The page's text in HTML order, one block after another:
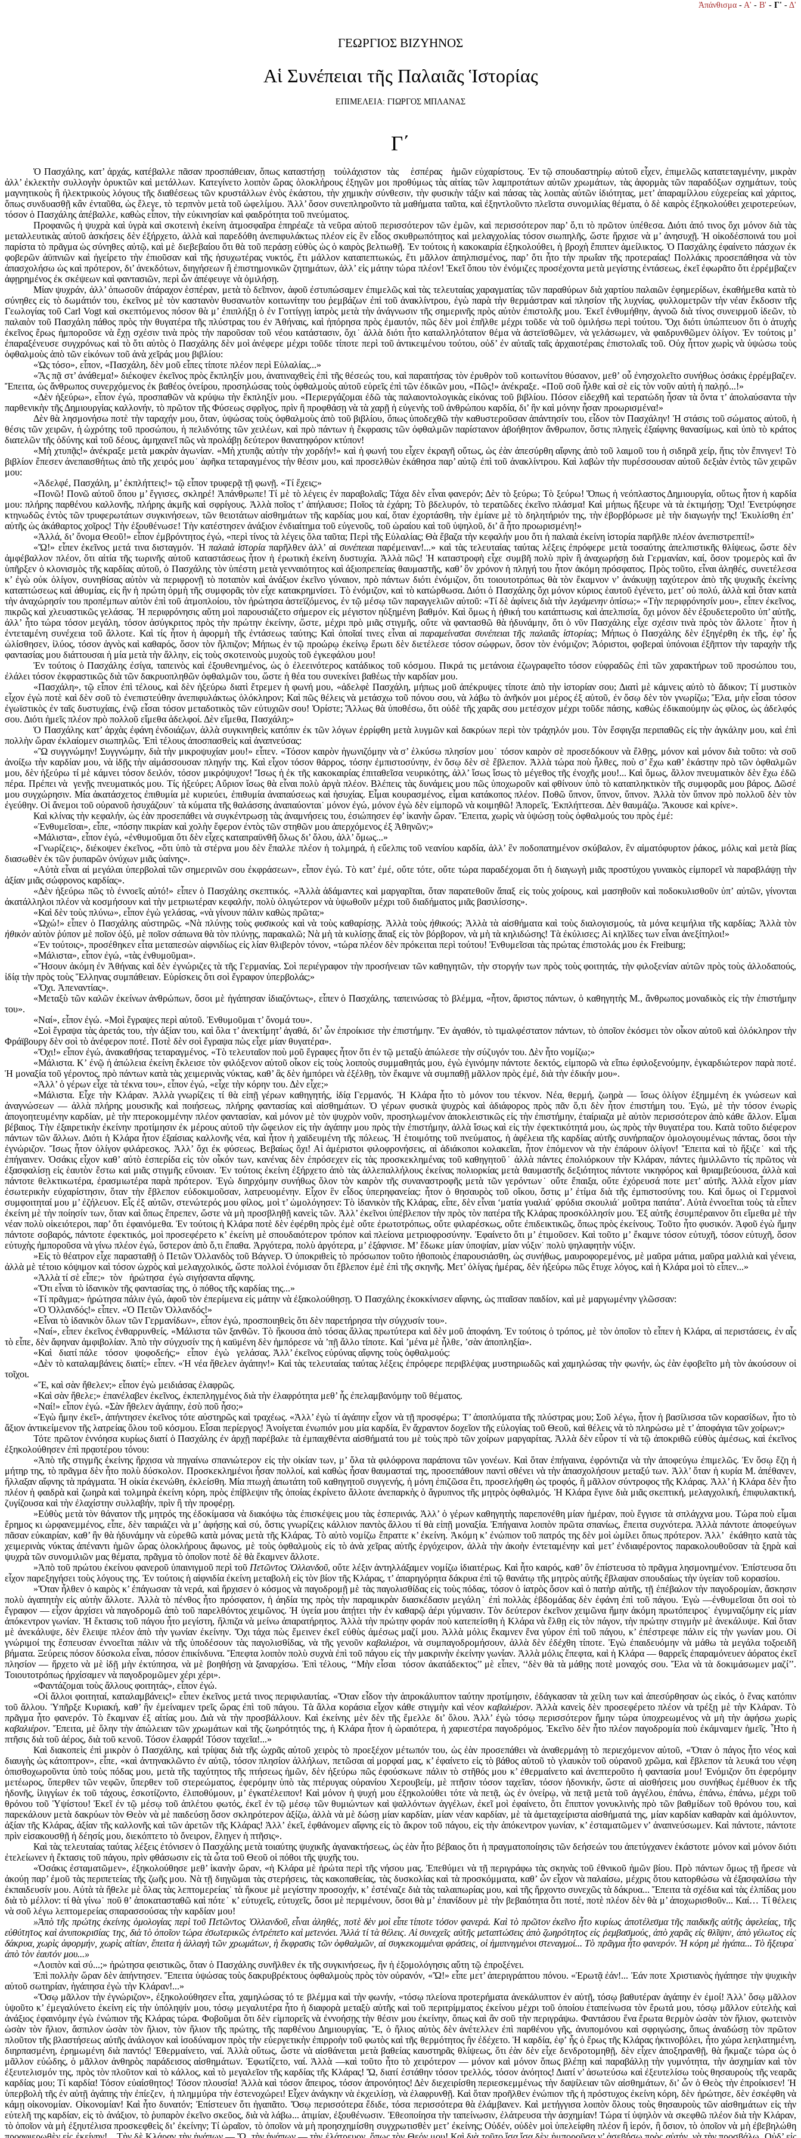
Ἀπάνθισμα - Α' - Β' - Γ' -Δ'
ΓΕΩΡΓΙΟΣ ΒΙΖΥΗΝΟΣ
Αἱ Συνέπειαι τῆς Παλαιᾶς Ἱστορίας
ΕΠΙΜΕΛΕΙΑ: ΓΙΩΡΓΟΣ ΜΠΛΑΝΑΣ
Γ΄
Ὁ Πασχάλης, κατ’ ἀρχάς, κατέβαλλε πᾶσαν προσπάθειαν, ὅπως καταστήσῃ τοὐλάχιστον τὰς ἑσπέρας ἡμῶν εὐχαρίστους. Ἐν τῷ σπουδαστηρίῳ αὐτοῦ εἶχεν, ἐπιμελῶς κατατεταγμένην, μικρὰν
ἀλλ’ ἐκλεκτὴν συλλογὴν ὀρυκτῶν καὶ μετάλ­λων. Κατεγίνετο λοιπὸν ὥρας ὁλοκλήρους ἐξηγῶν μοι προθύμως τὰς αἰτίας τῶν λαμπροτάτων αὐτῶν χρωμάτων, τὰς ἀφορμὰς τῶν παραδόξων σχημάτων, τοὺς
μαγνητικοὺς ἢ ἠλεκτρικοὺς λόγους τῆς διαθέσεως τῶν κρυστάλλων ἑνὸς ἑκάστου, τὴν χημικὴν σύνθεσιν, τὴν φυσικὴν τάξιν καὶ πάσας τὰς λοιπὰς αὐτῶν ἰδιότητας, μετ’ ἀπαραμίλλου εὐχερείας καὶ χάριτος,
ὅπως συνδυασθῇ κἂν ἐνταῦθα, ὡς ἔλεγε, τὸ τερπνὸν μετὰ τοῦ ὠφελίμου. Ἀλλ’ ὅσον συνεπληροῦντο τὰ μαθήματα ταῦτα, καὶ ἐξηντλοῦντο πλεῖστα συνομιλίας θέματα, ὁ δὲ καιρὸς ἐξηκολούθει χειροτερεύων,
τόσον ὁ Πασχάλης ἀπέβαλλε, καθὼς εἶπον, τὴν εὐκινησίαν καὶ φαιδρότητα τοῦ πνεύματος.
Προφανῶς ἡ ψυχρὰ καὶ ὑγρὰ καὶ σκοτεινὴ ἐκείνη ἀτμοσφαῖρα ἐπηρέαζε τὰ νεῦρα αὐτοῦ περισσότερον τῶν ἐμῶν, καὶ περισσότερον παρ’ ὅ,τι τὸ πρῶτον ὑπέθεσα. Διότι ἀπό τινος ὄχι μόνον διὰ τὰς
μεταλλευτικὰς αὐτοῦ ἀσκήσεις δὲν ἐξήρχετο, ἀλλὰ καὶ παρεδόθη ἀνεπιφυλάκτως πλέον εἰς ἓν εἶδος σκυθρωπότητος καὶ μελαγχολίας τόσον σιωπηλῆς, ὥστε ἤρχισε νὰ μ’ ἀνησυχῇ. Ἡ οἰκοδέσποινά του μοὶ
παρίστα τὸ πρᾶγμα ὡς σύνηθες αὐτῷ, καὶ μὲ διεβεβαίου ὅτι θὰ τοῦ περάσῃ εὐθὺς ὡς ὁ καιρὸς βελτιωθῇ. Ἐν τούτοις ἡ κακοκαιρία ἐξηκολούθει, ἡ βροχὴ ἔπιπτεν ἀμείλικτος. Ὁ Πασχάλης ἐφαίνετο πάσχων ἐκ
φοβερῶν ἀϋπνιῶν καὶ ἠγείρετο τὴν ἐπιοῦσαν καὶ τῆς ἡσυχωτέρας νυκτός, ἔτι μάλ­λον καταπεπτωκώς, ἔτι μᾶλλον ἀπηλπισμένος, παρ’ ὅτι ἦτο τὴν πρωΐαν τῆς προτεραίας! Πολλάκις προσεπάθησα νὰ τὸν
ἀπασχολήσω ὡς καὶ πρότερον, δι’ ἀνεκδότων, διηγήσεων ἢ ἐπιστημονικῶν ζητημάτων, ἀλλ’ εἰς μάτην τώρα πλέον! Ἐκεῖ ὅπου τὸν ἐνόμιζες προσέχοντα μετὰ μεγίστης ἐντάσεως, ἐκεῖ ἐφωρᾶτο ὅτι ἐρρέμβαζεν
ἀφῃρημένος ἐκ σκέψεων καὶ φαντασιῶν, περὶ ὧν ἀπέφευγε νὰ ὁμιλήσῃ.
Μίαν ψυχράν, ἀλλ’ ὁπωσοῦν ἀτάραχον ἑσπέραν, μετὰ τὸ δεῖπνον, ἀφοῦ ἐστυπώσαμεν ἐπιμελῶς καὶ τὰς τελευταίας χαραγματίας τῶν παραθύρων διὰ χαρτίου παλαιῶν ἐφημερί­δων, ἐκαθήμεθα κατὰ τὸ
σύνηθες εἰς τὸ δωμάτιόν του, ἐκεῖνος μὲ τὸν καστανὸν θυσανωτὸν κοιτωνίτην του ῥεμβάζων ἐπὶ τοῦ ἀνακλίντρου, ἐγὼ παρὰ τὴν θερμάστραν καὶ πλη­σίον τῆς λυχνίας, φυλλομετρῶν τὴν νέαν ἔκδοσιν τῆς
Γεωλο­γίας τοῦ Carl Vogt καὶ σκεπτόμενος πόσον θὰ μ’ ἐπιπλήξῃ ὁ ἐν Γοττίγγῃ ἰατρὸς μετὰ τὴν ἀνάγνωσιν τῆς σημερινῆς πρὸς αὐτὸν ἐπι­στολῆς μου. Ἐκεῖ ἐνθυμήθην, ἀγνοῶ διὰ τίνος συνειρμοῦ ἰδεῶν, τὸ
παλαιὸν τοῦ Πασχάλη πάθος πρὸς τὴν θυγατέρα τῆς πλύστρας του ἐν Ἀθήναις, καὶ ἠπόρησα πρὸς ἐμαυτόν, πῶς δὲν μοὶ ἐπῆλθε μέχρι τοῦδε νὰ τοῦ ὁμιλήσω περὶ τούτου. Ὄχι διότι ὑπώπτευον ὅτι ὁ ἀτυχὴς
ἐκεῖνος ἔρως ἠμποροῦσε νὰ ἔχῃ σχέσιν τινὰ πρὸς τὴν παροῦσαν τοῦ νέου κατάστασιν, ὄχι˙ ἀλλὰ διότι ἦτο καταλληλότατον θέμα νὰ ἀστεϊσθῶμεν, νὰ γελάσωμεν, νὰ φαιδρυνθῶμεν ὀλίγον. Ἐν τούτοις μ’
ἐπαραξένευσε συγχρόνως καὶ τὸ ὅτι αὐτὸς ὁ Πασχάλης δὲν μοὶ ἀνέ­φερε μέχρι τοῦδε τίποτε περὶ τοῦ ἀντικειμένου τούτου, οὐδ’ ἐν αὐταῖς ταῖς ἀρχαιοτέραις ἐπιστολαῖς τοῦ. Οὐχ ἧττον χωρὶς νὰ ὑψώσω τοὺς
ὀφθαλμοὺς ἀπὸ τῶν εἰκόνων τοῦ ἀνὰ χεῖράς μου βιβλίου:
«Ὡς τόσο», εἶπον, «Πασχάλη, δὲν μοῦ εἶπες τίποτε πλέον περὶ Εὐλαλίας...»
«Ἂς πᾷ στ’ ἀνάθεμα!» διέκοψεν ἐκεῖνος πρὸς ἔκπληξίν μου, ἀνατιναχθεὶς ἐπὶ τῆς θέσεώς του, καὶ παραιτήσας τὸν ἐρυθρὸν τοῦ κοιτωνίτου θύσανον, μεθ’ οὗ ἐνησχολεῖτο συνήθως ὁσά­κις ἐρρέμβαζεν.
Ἔπειτα, ὡς ἄνθρωπος συνερχόμενος ἐκ βαθέος ὀνείρου, προσηλώσας τοὺς ὀφθαλμοὺς αὐτοῦ εὑρεῖς ἐπὶ τῶν ἐδικῶν μου, «Πῶς!» ἀνέκραξε. «Ποῦ σοῦ ἦλθε καὶ σὲ εἰς τὸν νοῦν αὐτὴ ἡ παλῃό...!»
«Δὲν ἠξεύρω», εἶπον ἐγώ, προσπαθῶν νὰ κρύψω τὴν ἔκπληξίν μου. «Περιεργάζομαι ἐδῶ τὰς παλαιοντολογικὰς εἰκόνας τοῦ βιβλίου. Πόσον εἰδεχθῆ καὶ τερατώδη ἦσαν τὰ ὄντα τ’ ἀπολαύσαντα τὴν
παρθενικὴν τῆς Δημιουργίας καλλονήν, τὸ πρῶ­τον τῆς Φύσεως σφρῖγος, πρὶν ἢ προφθάσῃ νὰ τὰ χαρῇ ἡ εὐ­γενὴς τοῦ ἀνθρώπου καρδία, δι’ ἣν καὶ μόνην ἦσαν προωρισμένα!»
Δὲν θὰ λησμονήσω ποτὲ τὴν ταραχήν μου, ὅταν, ὑψώσας τοὺς ὀφθαλμοὺς ἀπὸ τοῦ βιβλίου, ὅπως ὑποδεχθῶ τὴν καθυ­στεροῦσαν ἀπάντησίν του, εἶδον τὸν Πασχάλην! Ἡ στάσις τοῦ σώματος αὐτοῦ, ἡ
θέσις τῶν χειρῶν, ἡ ὠχρότης τοῦ προ­σώπου, ἡ πελιδνότης τῶν χειλέων, καὶ πρὸ πάντων ἡ ἔκφρασις τῶν ὀφθαλμῶν παρίστανον ἀβοήθητον ἄνθρωπον, ὅστις πληγεὶς ἐξαίφνης θανασίμως, καὶ ὑπὸ τὸ κράτος
διατελῶν τῆς ὀδύνης καὶ τοῦ δέους, ἀμηχανεῖ πῶς νὰ προλάβῃ δεύτερον θανατηφόρον κτύπον!
«Μὴ χτυπᾷς!» ἀνέκραξε μετὰ μακρὰν ἀγωνίαν. «Μὴ χτυπᾷς αὐτὴν τὴν χορδήν!» καὶ ἡ φωνή του εἶχεν ἐκραγῆ οὕτως, ὡς ἐὰν ἀπεσύρθη αἴφνης ἀπὸ τοῦ λαιμοῦ του ἡ σιδηρᾶ χείρ, ἥτις τὸν ἔπνιγεν! Τὸ
βιβλίον ἔπεσεν ἀνεπαισθήτως ἀπὸ τῆς χειρός μου˙ ἀφῆκα τεταραγμένος τὴν θέσιν μου, καὶ προσελθὼν ἐκάθησα παρ’ αὐτῷ ἐπὶ τοῦ ἀνακλίντρου. Καὶ λαβὼν τὴν πυρέσσουσαν αὐτοῦ δεξιὰν ἐντὸς τῶν χειρῶν
μου:
«Ἀδελφέ, Πασχάλη, μ’ ἐκπλήττεις!» τῷ εἶπον τρυφερᾷ τῇ φωνῇ. «Τί ἔχεις;»
«Πονῶ! Πονῶ αὐτοῦ ὅπου μ’ ἔγγισες, σκληρέ! Ἀπάνθρωπε! Τί μὲ τὸ λέγεις ἐν παραβολαῖς; Τάχα δὲν εἶναι φανερόν; Δὲν τὸ ξεύρω; Τὸ ξεύρω! Ὅπως ἡ νεόπλαστος Δημιουργία, οὕτως ἦτον ἡ καρδία
μου: πλήρης παρθένου καλλονῆς, πλή­ρης ἀκμῆς καὶ σφρίγους. Ἀλλὰ ποῖος τ’ ἀπήλαυσε; Ποῖος τὰ ἐχάρη; Τὸ βδελυρόν, τὸ τερατῶδες ἐκεῖνο πλάσμα! Καὶ μήπως ἤξευρε νὰ τὰ ἐκτιμήσῃ; Ὄχι! Ἐνετρύφησε
κτηνωδῶς ἐντὸς τῶν τρυφερωτάτων συγκινήσεων, τῶν θειοτάτων αἰσθημάτων τῆς καρδίας μου καί, ὅταν ἐχορτάσθη, τὴν ἐμίανε μὲ τὸ δηλητήριόν της, τὴν ἐβορβόρωσε μὲ τὴν διαγωγήν της! Ἐκυλίσθη ἐπ’
αὐτῆς ὡς ἀκάθαρτος χοῖρος! Τὴν ἐξουθένωσε! Τὴν κατέστησεν ἀνάξιον ἐνδιαίτημα τοῦ εὐγενοῦς, τοῦ ὡραίου καὶ τοῦ ὑψηλοῦ, δι’ ἃ ἦτο προωρισμένη!»
«Ἀλλά, δι’ ὄνομα Θεοῦ!» εἶπον ἐμβρόντητος ἐγώ, «περὶ τίνος τὰ λέγεις ὅλα ταῦτα; Περὶ τῆς Εὐλαλίας; Θὰ ἔβαζα τὴν κε­φαλήν μου ὅτι ἡ παλαιὰ ἐκείνη ἱστορία παρῆλθε πλέον ἀνε­πιστρεπτί!»
«Ὤ!» εἶπεν ἐκεῖνος μετά τινα δισταγμόν. Ἡπαλαιὰ ἱστορίαπαρῆλθεν ἀλλ’ αἱ συνέπειαιπαρέμειναν!...» καὶ τὰς τελευταίας ταύτας λέξεις ἐπρόφερε μετὰ τοσαύτης ἀ­πελπιστικῆς θλίψεως, ὥστε δὲν
ἀμφέβαλλον πλέον, ὅτι αἰτία τῆς τωρινῆς αὐτοῦ καταστάσεως ἦτον ἡ ἐρωτικὴ ἐκείνη δυστυχία. Ἀλλὰ πῶς! Ἡ καταστροφὴ εἶχε συμβῆ πολὺ πρὶν ἢ ἀνα­χωρήσῃ διὰ Γερμανίαν, καί, ὅσον τρομερὸς καὶ ἂν
ὑπῆρξεν ὁ κλονισμὸς τῆς καρδίας αὐτοῦ, ὁ Πασχάλης τὸν ὑπέστη μετὰ γενναιότητος καὶ ἀξιοπρεπείας θαυμαστῆς, καθ’ ὃν χρόνον ἡ πληγή του ἦτον ἀκόμη πρόσφατος. Πρὸς τοῦτο, εἶναι ἀληθές, συνετέλεσα
κ’ ἐγὼ οὐκ ὀλίγον, συνηθίσας αὐτὸν νὰ περιφρονῇ τὸ ποταπὸν καὶ ἀνάξιον ἐκεῖνο γύναιον, πρὸ πάντων διότι ἐνόμιζον, ὅτι τοιουτοτρόπως θὰ τὸν ἔκαμνον ν’ ἀνάκυψῃ ταχύτερον ἀπὸ τῆς ψυχικῆς ἐκείνης
καταπτώσεως καὶ ἀθυμίας, εἰς ἣν ἡ πρώτη ὁρμὴ τῆς συμφο­ρᾶς τὸν εἶχε κατακρημνίσει. Τὸ ἐνόμιζον, καὶ τὸ κατώρθωσα. Διότι ὁ Πασχάλης ὄχι μόνον κύριος ἑαυτοῦ ἐγένετο, μετ’ οὐ πολύ, ἀλλὰ καὶ ὅταν κατὰ
τὴν ἀναχώρησίν του προπέμπων αὐτὸν ἐπὶ τοῦ ἀτμοπλοίου, τὸν ἠρώτησα ἀστεϊζόμενος, ἐν τῷ μέσῳ τῶν παραγγελιῶν αὐτοῦ: «Τί δὲ ἀφίνεις διὰ τὴν λεγά­μενηνὀπίσω;» «Τὴν περιφρόνησίν μου», εἶπεν ἐκεῖνος,
πικρῶς καὶ χλευαστικῶς γελάσας. Ἡ περιφρόνησις αὕτη μοὶ παρουσιάζετο σήμερον εἰς μέγιστον ηὐξημένη βαθμόν. Καὶ ὅμως ἡ ἠθική του κατάπτωσις καὶ ἀπελπισία, ὄχι μόνον δὲν ἐξουδετεροῦτο ὑπ’ αὐτῆς,
ἀλλ’ ἦτο τώρα τόσον μεγάλη, τόσον ἀσύγκριτος πρὸς τὴν πρώτην ἐκείνην, ὥστε, μέχρι πρὸ μιᾶς στιγμῆς, οὔτε νὰ φαντασθῶ θὰ ἠδυνάμην, ὅτι ὁ νῦν Πασχά­λης εἶχε σχέσιν τινὰ πρὸς τὸν ἄλλοτε˙ ἦτον ἡ
ἐντεταμένη συ­νέχεια τοῦ ἄλλοτε. Καὶ τίς ἦτον ἡ ἀφορμὴ τῆς ἐντάσεως ταύ­της; Καὶ ὁποῖαί τινες εἶναι αἱπαραμείνασαι συνέπειαι τῆς παλαιᾶς ἱστορίας; Μήπως ὁ Πασχά­λης δὲν ἐξηγέρθη ἐκ τῆς, ἐφ’ ἧς
ὠλίσθησεν, ἰλύος, τόσον ἁγνὸς καὶ καθαρός, ὅσον τὸν ἤλπιζον; Μήπως ἐν τῷ προώρῳ ἐκείνῳ ἔρωτι δὲν διετέλεσε τόσον σώφρων, ὅσον τὸν ἐνόμιζον; Ἀόριστοι, φοβεραὶ ὑπόνοιαι ἐξῆπτον τὴν ταραχὴν τῆς
φαντασίας μου διάττουσαι ἡ μία μετὰ τὴν ἄλλην, εἰς τοὺς σκο­τεινοὺς μυχοὺς τοῦ ἐγκεφάλου μου!
Ἐν τούτοις ὁ Πασχάλης ἐσίγα, ταπεινὸς καὶ ἐξουθενημένος, ὡς ὁ ἐλεεινότερος κατάδικος τοῦ κόσμου. Πικρά τις μετάνοια ἐζωγραφεῖτο τόσον εὐφραδῶς ἐπὶ τῶν χαρακτήρων τοῦ προ­σώπου του,
ἐλάλει τόσον ἐκφραστικῶς διὰ τῶν δακρυοπληθῶν ὀφθαλμῶν του, ὥστε ἡ θέα του συνεκίνει βαθέως τὴν καρδίαν μου.
«Πασχάλη», τῷ εἶπον ἐπὶ τέλους, καὶ δὲν ἠξεύρω διατὶ ἔτρεμεν ἡ φωνή μου, «ἀδελφὲ Πασχάλη, μήπως μοῦ ἀπέκρυψες τίποτε ἀπὸ τὴν ἱστορίαν σου; Διατὶ μὲ κάμνεις αὐτὸ τὸ ἄδικον; Τί μυστικὸν
εἶχον ἐγὼ ποτὲ καὶ δὲν σοῦ τὸ ἐνεπιστεύθην ἀνεπιφυλάκτως ὁλόκληρον; Καὶ πῶς θέλεις νὰ μετάσχω τοῦ πόνου σου, νὰ λάβω τὸ ἀνῆκόν μοι μέρος ἐξ αὐτοῦ, ἐν ὅσῳ δὲν τὸν γνωρίζω; Ἔλα, μὴν εἶσαι τόσον
ἐγωϊστικὸς ἐν ταῖς δυστυχίαις, ἐνῷ εἶσαι τόσον μεταδοτικὸς τῶν εὐτυχιῶν σου! Ὁρίστε; Ἄλλως θὰ ὑποθέσω, ὅτι οὐδὲ τῆς χαρᾶς σου μετέσχον μέχρι τοῦδε πάσης, καθὼς ἐδικαιούμην ὡς φίλος, ὡς ἀδελ­φός
σου. Διότι ἡμεῖς πλέον πρὸ πολλοῦ εἴμεθα ἀδελφοί. Δὲν εἴμεθα, Πασχάλη;»
Ὁ Πασχάλης κατ’ ἀρχὰς ἐφάνη ἐνδοιάζων, ἀλλὰ συγκινηθεὶς κατόπιν ἐκ τῶν λόγων ἐρρίφθη μετὰ λυγμῶν καὶ δακρύων περὶ τὸν τράχηλόν μου. Τὸν ἔσφιγξα περιπαθῶς εἰς τὴν ἀγκάλην μου, καὶ ἐπὶ
πολλὴν ὥραν ἐκλαίομεν σιωπηλῶς. Ἐπὶ τέλους ἀποσπασθεὶς καὶ ἀναπνεύσας:
«Ὢ συγγνώμην! Συγγνώμην, διὰ τὴν μικροψυχίαν μου!» εἶπεν. «Τόσον καιρὸν ἠγωνιζόμην νὰ σ’ ἑλκύσω πλησίον μου˙ τόσον καιρὸν σὲ προσεδόκουν νὰ ἔλθῃς, μόνον καὶ μόνον διὰ τοῦτο: νὰ σοῦ
ἀνοίξω τὴν καρδίαν μου, νὰ ἰδῇς τὴν αἱμάσσουσαν πληγήν της. Καὶ εἶχον τόσον θάρρος, τόσην ἐμπιστοσύνην, ἐν ὅσῳ δὲν σὲ ἔβλεπον. Ἀλλὰ τώρα ποὺ ἦλθες, ποὺ σ’ ἔχω καθ’ ἑκάστην πρὸ τῶν ὀφθαλμῶν
μου, δὲν ἠξεύρω τί μὲ κάμνει τόσον δειλόν, τόσον μικρόψυχον! Ἴσως ἡ ἐκ τῆς κακοκαιρίας ἐπιταθεῖσα νευρικότης, ἀλλ’ ἴσως ἴσως τὸ μέγεθος τῆς ἐνοχῆς μου!... Καὶ ὅμως, ἄλλον πνευματικὸν δὲν ἔχω ἐδῶ
πέρα. Πρέπει νὰ γενῇς πνευματικός μου. Τίς ἠξεύρει; Αὔριον ἴσως θὰ εἶναι πολὺ ἀργὰ πλέον. Βλέπεις τὰς δυνάμεις μου πῶς ὑποχωροῦν καὶ φθίνουν ὑπὸ τὸ καταπληκτικὸν τῆς συμφορᾶς μου βάρος. Δῶσέ
μου συγχώρησιν. Μία ἀκατάσχετος ἐπιθυ­μία μὲ κυριεύει, ἐπιθυμία ἀναπαύσεως καὶ ἡσυχίας. Εἶμαι κου­ρασμένος, εἶμαι κατάκοπος πλέον. Ποθῶ ὕπνον, ὕπνον, ὕπνον. Ἀλλὰ τὸν ὕπνον πρὸ πολλοῦ δὲν τὸν
ἐγεύθην. Οἱ ἄνεμοι τοῦ οὐρανοῦ ἡσυχάζουν˙ τὰ κύματα τῆς θαλάσσης ἀναπαύονται˙ μόνον ἐγώ, μόνον ἐγὼ δὲν εἰμπορῶ νὰ κοιμηθῶ! Ἀπορεῖς. Ἐκπλήττεσαι. Δὲν θαυμάζω. Ἄκουσε καὶ κρίνε».
Καὶ κλίνας τὴν κεφαλήν, ὡς ἐὰν προσεπάθει νὰ συγκέντρωσῃ τὰς ἀναμνήσεις του, ἐσιώπησεν ἐφ’ ἱκανὴν ὥραν. Ἔπειτα, χωρὶς νὰ ὑψώσῃ τοὺς ὀφθαλμούς του πρὸς ἐμέ:
«Ἐνθυμεῖσαι», εἶπε, «πόσην πικρίαν καὶ χολὴν ἔφερον ἐντὸς τῶν στηθῶν μου ἀπερχόμενος ἐξ Ἀθηνῶν;»
«Μάλιστα», εἶπον ἐγώ, «ἐνθυμοῦμαι ὅτι δὲν εἶχες καταπραϋνθῆ ὅλως δι’ ὅλου, ἀλλ’ ὅμως...»
«Γνωρίζεις», διέκοψεν ἐκεῖνος, «ὅτι ὑπὸ τὰ στέρνα μου δὲν ἔπαλλε πλέον ἡ τολμηρά, ἡ εὔελπις τοῦ νεανίου καρδία, ἀλλ’ ἓν ποδοπατημένον σκύβαλον, ἓν αἱματόφυρτον ῥάκος, μόλις καὶ μετὰ βίας
διασωθὲν ἐκ τῶν ῥυπαρῶν ὀνύχων μιᾶς ὑαίνης».
«Αὐτὰ εἶναι αἱ μεγάλαι ὑπερβολαὶ τῶν σημερινῶν σου ἐκ­φράσεων», εἶπον ἐγώ. Τὸ κατ’ ἐμέ, οὔτε τότε, οὔτε τώρα πα­ραδέχομαι ὅτι ἡ διαγωγὴ μιᾶς προστύχου γυναικὸς εἰμπορεῖ νὰ παραβλάψῃ τὴν
ἀξίαν μιᾶς σώφρονος καρδίας».
«Δὲν ἠξεύρω πῶς τὸ ἐννοεῖς αὐτό!» εἶπεν ὁ Πασχάλης σκε­πτικός. «Ἀλλὰ ἀδάμαντες καὶ μαργαρῖται, ὅταν παρατεθοῦν ἅπαξ εἰς τοὺς χοίρους, καὶ μασηθοῦν καὶ ποδοκυλισθοῦν ὑπ’ αὐτῶν, γίνονται
ἀκατάλληλοι πλέον νὰ κοσμήσουν καὶ τὴν μετριωτέραν κεφαλήν, πολὺ ὀλιγώτερον νὰ ὑψωθοῦν μέχρι τοῦ διαδήματος μιᾶς βασιλίσσης».
«Καὶ δὲν τοὺς πλύνω», εἶπον ἐγὼ γελάσας, «νὰ γίνουν πάλιν καθὼς πρῶτα;»
«Ὠχώ!» εἶπεν ὁ Πασχάλης αὐστηρῶς. «Νὰ πλύνῃς τοὺςφυσικοὺς καὶ νὰ τοὺς καθαρίσῃς. Ἀλλὰ τοὺςἠθικούς; Ἀλλὰ τὰ αἰσθήματα καὶ τοὺς διαλογισμούς, τὰ μόνα κειμήλια τῆς καρδίας; Ἀλλὰ τὸν
ἠθικὸν αὐτὸν ῥύπον μὲ ποῖον ὀξύ, μὲ ποῖον σάπωνα θὰ τὸν πλύνῃς, παρακαλῶ; Νὰ μὴ τὰ κυλίσῃς ἅπαξ εἰς τὸν βόρβορον, νὰ μὴ τὰ κηλιδώσης! Τὰ ἐκύλισες; Αἱ κηλῖδες των εἶναι ἀνεξίτηλοι!»
«Ἐν τούτοις», προσέθηκεν εἶτα μεταπεσὼν αἰφνιδίως εἰς λίαν θλιβερὸν τόνον, «τώρα πλέον δὲν πρόκειται περὶ τούτου! Ἐνθυμεῖσαι τὰς πρώτας ἐπιστολάς μου ἐκ Freiburg;
«Μάλιστα», εἶπον ἐγώ, «τὰς ἐνθυμοῦμαι».
«Ἤσουν ἀκόμη ἐν Ἀθήναις καὶ δὲν ἐγνώριζες τὰ τῆς Γερμα­νίας. Σοὶ περιέγραφον τὴν προσήνειαν τῶν καθηγητῶν, τὴν στοργήν των πρὸς τοὺς φοιτητάς, τὴν φιλοξενίαν αὐτῶν πρὸς τοὺς ἀλλοδαπούς,
ἰδίᾳ τὴν πρὸς τοὺς Ἕλληνας συμπάθειαν. Εὑρίσκεις ὅτι σοὶ ἔγραφον ὑπερβολάς;»
«Ὄχι. Ἀπεναντίας».
«Μεταξὺ τῶν καλῶν ἐκείνων ἀνθρώπων, ὅσοι μὲ ἠγάπησαν ἰδιαζόντως», εἶπεν ὁ Πασχάλης, ταπεινώσας τὸ βλέμμα, «ἦτον, ἄριστος πάντων, ὁ καθηγητὴς Μ., ἄνθρωπος μοναδικὸς εἰς τὴν ἐπιστήμην
του».
«Ναί», εἶπον ἐγώ. «Μοὶ ἔγραψες περὶ αὐτοῦ. Ἐνθυμοῦμαι τ’ ὄνομά του».
«Σοὶ ἔγραψα τὰς ἀρετάς του, τὴν ἀξίαν του, καὶ ὅλα τ’ ἀνεκτίμητ’ ἀγαθά, δι’ ὧν ἐπροίκισε τὴν ἐπιστήμην. Ἓν ἀγαθόν, τὸ τιμαλφέστατον πάντων, τὸ ὁποῖον ἐκόσμει τὸν οἶκον αὐτοῦ καὶ ὁλόκληρον τὴν
Φράϊβουργ δὲν σοὶ τὸ ἀνέφερον ποτέ. Ποτὲ δὲν σοὶ ἔγραψα πὼς εἶχε μίαν θυγατέρα».
«Ὄχι!» εἶπον ἐγώ, ἀνακαθήσας τεταραγμένος. «Τὸ τελευταῖον ποὺ μοῦ ἔγραφες ἦτον ὅτι ἐν τῷ μεταξὺ ἀπώλεσε τὴν σύζυγόν του. Δὲν ἦτο νομίζω;»
«Μάλιστα. Κ’ ἐνῷ ἡ ἀπώλεια ἐκείνη ἔκλεισε τὸν φιλόξενον αὐτοῦ οἶκον εἰς τοὺς λοιποὺς συμμαθητάς μου, ἐγὼ ἐγινόμην πάντοτε δεκτός, εἰμπορῶ νὰ εἴπω ἐφιλοξενούμην, ἐγκαρδιώτερον παρὰ ποτέ.
Ἡ μοναξία τοῦ γέροντος, πρὸ πάντων κατὰ τὰς χειμερινὰς νύκτας, καθ’ ἃς δὲν ἠμπόρει νὰ ἐξέλθῃ, τὸν ἔκα­μνε νὰ συμπαθῇ μᾶλλον πρὸς ἐμέ, διὰ τὴν ἐδικήν μου».
«Ἀλλ’ ὁ γέρων εἶχε τὰ τέκνα του», εἶπον ἐγώ, «εἶχε τὴν κό­ρην του. Δὲν εἶχε;»
«Μάλιστα. Εἶχε τὴν Κλάραν. Ἀλλὰ γνωρίζεις τί θὰ εἰπῇ γέρων καθηγητής, ἰδίᾳ Γερμανός. Ἡ Κλάρα ἦτο τὸ μόνον του τέκνον. Νέα, θερμή, ζωηρὰ — ἴσως ὀλίγον ἐξημμένη ἐκ γνώσεων καὶ
ἀναγνώσεων — ἀλλὰ πλήρης μουσικῆς καὶ ποιήσεως, πλή­ρης φαντασίας καὶ αἰσθημάτων. Ὁ γέρων φυσικὰ ψυχρὸς καὶ ἀδιάφορος πρὸς πᾶν ὅ,τι δὲν ἦτον ἐπιστήμη του. Ἐγώ, μὲ τὴν τόσον ἐνωρὶς
ἀπογοητευμένην καρδίαν, μὲ τὴν πτεροκομμένην πλέον φαντασίαν, καὶ μόνον μὲ τὸν ψυχρὸν νοῦν, προσηλωμένον ἀποκλειστικῶς εἰς τὴν ἐπιστήμην, ἐταίριαζα μὲ αὐτὸν περισσότερον ἀπὸ κάθε ἄλλον. Εἶμαι
βέβαιος. Τὴν ἐξαιρετικὴν ἐκείνην προτίμησιν ἐκ μέρους αὐτοῦ τὴν ὤφειλον εἰς τὴν ἀγάπην μου πρὸς τὴν ἐπιστήμην, ἀλλὰ ἴσως καὶ εἰς τὴν ἐφεκτικότητά μου, ὡς πρὸς τὴν θυγατέρα του. Κατὰ τοῦτο διέφερον
πάντων τῶν ἄλλων. Διότι ἡ Κλάρα ἦτον ἐξαίσιας καλλονῆς νέα, καὶ ἦτον ἡ χαϊδευμένη τῆς πό­λεως. Ἡ ἑτοιμότης τοῦ πνεύματος, ἡ ἀφέλεια τῆς καρδίας αὐτῆς συνήρπαζον ὁμολογουμένως πάντας, ὅσοι τὴν
ἐγνώριζον. Ἴσως ἦτον ὀλίγον φιλάρεσκος. Ἀλλ’ ὄχι ἐκ φύσεως. Βεβαίως ὄχι! Αἱ ἀμέριστοι φιλοφρονήσεις, αἱ ἀδιάκοποι κολακεῖαι, ἦτον ἑπόμενον νὰ τὴν ἐπάρουν ὀλίγον! Ἔπειτα καὶ τὸ ἤξιζε˙ καὶ τῆς
ἐπήγαινεν. Ὁσάκις εἶχον καθ’ αὐτὸ ἑσπερίδα εἰς τὸν οἶκόν των, κανένας δὲν ἐπρόσεχεν εἰς τὰς προσκεκλημένας τοῦ καθηγητοῦ˙ ἀλλὰ πάντες ἐπολιόρκουν τὴν Κλάραν, πάν­τες ἡμιλλῶντο τίς πρῶτος νὰ
ἐξασφαλίσῃ εἰς ἑαυτὸν ἔστω καὶ μιᾶς στιγμῆς εὔνοιαν. Ἐν τούτοις ἐκείνη ἐξήρχετο ἀπὸ τὰς ἀλλεπαλλήλους ἐκείνας πολιορκίας μετὰ θαυμαστῆς δεξιότητος πάντοτε νικηφόρος καὶ θριαμβεύουσα, ἀλλὰ καὶ
πάντοτε θελκτικωτέρα, ἐρασμιωτέρα παρὰ πρότερον. Ἐγὼ διηρχόμην συνήθως ὅλον τὸν καιρὸν τῆς συναναστρο­φῆς μετὰ τῶν γερόντων˙ οὔτε ἔπαιξα, οὔτε ἐχόρευσά ποτε μετ’ αὐτῆς. Ἀλλὰ εἶχον μίαν
ἐσωτερικὴν εὐχαρίστησιν, ὅταν τὴν ἔβλεπον εὐδοκιμοῦσαν, λατρευομένην. Εἶχον ἓν εἶδος ὑπερηφανείας: ἦτον ὁ θησαυρὸς τοῦ οἴκου, ὅστις μ’ ἐτίμα διὰ τῆς ἐμπιστοσύνης του. Καὶ ὅμως οἱ Γερμανοὶ
συμφοιτηταί μου μ’ ἐζήλευον. Εἷς ἐξ αὐτῶν, στενώτερός μου φίλος, μοὶ τ’ ὡμολόγησεν: Τὸ ἰδανικὸν τῆς Κλάρας, εἶπε, δὲν εἶναι ‘ματία γυαλιά˙ φρύδια σκουλιά˙ μοῦτρα πατάτα’. Αὐτὰ ἐννοεῖται τοὺς τὰ εἶπεν
ἐκείνη μὲ τὴν ποίησίν των, ὅταν καὶ ὅπως ἔπρεπεν, ὥστε νὰ μὴ προσβληθῇ κανεὶς τῶν. Ἀλλ’ ἐκεῖνοι ὑπέβλεπον τὴν πρὸς τὸν πατέρα τῆς Κλάρας προσκόλλησίν μου. Ἐξ αὐτῆς ἐσυμπέραινον ὅτι εἴμεθα μὲ τὴν
νέαν πολὺ οἰκειότεροι, παρ’ ὅτι ἐφαινόμεθα. Ἐν τούτοις ἡ Κλάρα ποτὲ δὲν ἐφέρθη πρὸς ἐμὲ οὔτε ἐρωτοτρόπως, οὔτε φιλαρέσκως, οὔτε ἐπιδεικτικῶς, ὅπως πρὸς ἐκείνους. Τοῦτο ἦτο φυσικόν. Ἀφοῦ ἐγὼ ἤμην
πάντοτε σοβαρός, πάντοτε ἐφεκτι­κός, μοὶ προσεφέρετο κ’ ἐκείνη μὲ σπουδαιότερον τρόπον καὶ πλείονα μετριοφροσύνην. Ἐφαίνετο ὅτι μ’ ἐτιμοῦσεν. Καὶ τοῦτο μ’ ἔκαμνε τόσον εὐτυχῆ, τόσον εὐτυχῆ, ὅσον
εὐτυχὴς ἠμποροῦσα νὰ γίνω πλέον ἐγώ, ὕστερον ἀπὸ ὅ,τι ἔπαθα. Ἀργότερα, πολὺ ἀργότερα, μ’ ἐξάφνισε. Μ’ ἔδωκε μίαν ὑποψίαν, μίαν νύξιν˙ πολὺ ψηλαφητὴν νύξιν.
»Εἰς τὸ θέατρον εἶχε παρασταθῇ ὁ Πετῶν Ὁλλανδὸς τοῦ Βάγνερ. Ὁ ὑποκριθεὶς τὸ πρόσωπον τοῦτο ἠθοποιὸς ἐπαρουσιάσθη, ὡς συνήθως, μαυροφορεμένος, μὲ μαῦρα μάτια, μαῦρα μαλλιὰ καὶ γένεια,
ἀλλὰ μὲ τέτοιο κόψιμον καὶ τόσον ὠχρὸς καὶ μελαγχολικός, ὥστε πολλοὶ ἐνόμισαν ὅτι ἔβλεπον ἐμὲ ἐπὶ τῆς σκηνῆς. Μετ’ ὀλίγας ἡμέρας, δὲν ἠξεύρω πῶς ἔτυχε λόγος, καὶ ἡ Κλάρα μοὶ τὸ εἶπεν...»
«Ἀλλὰ τί σὲ εἶπε;» τὸν ἠρώτησα ἐγὼ σιγήσαντα αἴφνης.
«Ὅτι εἶναι τὸ ἰδανικὸν τῆς φαντασίας της, ὁ πόθος τῆς καρδίας της...»
«Τί πρᾶγμα;» ἠρώτησα πάλιν ἐγώ, ἀφοῦ τὸν ἐπερίμενα εἰς μάτην νὰ ἐξακολούθησῃ. Ὁ Πασχάλης ἐκοκκίνισεν αἴφνης, ὡς πταῖσαν παιδίον, καὶ μὲ μαργωμένην γλῶσσαν:
«Ὁ Ὁλλανδός!» εἶπεν. «Ὁ Πετῶν Ὁλλανδός!»
«Εἶναι τὸ ἰδανικὸν ὅλων τῶν Γερμανίδων», εἶπον ἐγώ, προ­σποιηθεὶς ὅτι δὲν παρετήρησα τὴν σύγχυσίν του».
«Ναί», εἶπεν ἐκεῖνος ἐνθαρρυνθείς. «Μάλιστα τῶν ξανθῶν. Τὸ ἤκουσα ἀπὸ τόσας ἄλλας πρωτύτερα καὶ δὲν μοῦ ἀποφάνη. Ἐν τούτοις ὁ τρόπος, μὲ τὸν ὁποῖον τὸ εἶπεν ἡ Κλάρα, αἱ περιστάσεις, ἐν αἷς
τὸ εἶπε, δὲν ἄφηναν ἀμφιβολίαν. Ἀπὸ τὴν σύγχυσίν της ἡ καϋμένη δὲν ἠμπόρεσε νὰ ’πῇ ἄλλο τί­ποτε. Καὶ ’μένα μὲ ἦλθε, ’σὰν ἀποπληξία».
«Καὶ διατί πάλε τόσον ψοφοδεής;» εἶπον ἐγὼ γελάσας. Ἀλλ’ ἐκεῖνος εὐρύνας αἴφνης τοὺς ὀφθαλμούς:
«Δὲν τὸ καταλαμβάνεις διατί;» εἶπεν. «Ἡ νέα ἤθελεν ἀγάπην!» Καὶ τὰς τελευταίας ταύτας λέξεις ἐπρόφερε περιβλέψας μυ­στηριωδῶς καὶ χαμηλώσας τὴν φωνήν, ὡς ἐὰν ἐφοβεῖτο μὴ τὸν ἀκούσουν οἱ
τοῖχοι.
«Ἔ, καὶ σὰν ἤθελεν;» εἶπον ἐγὼ μειδιάσας ἐλαφρῶς.
«Καὶ σὰν ἤθελε;» ἐπανέλαβεν ἐκεῖνος, ἐκπεπληγμένος διὰ τὴν ἐλαφρότητα μεθ’ ἧς ἐπελαμβανόμην τοῦ θέματος.
«Ναί!» εἶπον ἐγώ. «Σὰν ἤθελεν ἀγάπην, ἐσὺ ποῦ ἦσο;»
«Ἐγὼ ἤμην ἐκεῖ», ἀπήντησεν ἐκεῖνος τότε αὐστηρῶς καὶ τραχέως. «Ἀλλ’ ἐγὼ τί ἀγάπην εἶχον νὰ τῇ προσφέρω; Τ’ ἀποπλύματα τῆς πλύστρας μου; Σοῦ λέγω, ἦτον ἡ βασί­λισσα τῶν κορασίδων, ἦτο τὸ
ἄξιον ἀντικείμενον τῆς λα­τρείας ὅλου τοῦ κόσμου. Εἶσαι περίεργος! Ἀνοίγεται ἐνω­πιόν μου μία καρδία, ἓν ἄχραντον δοχεῖον τῆς εὐλογίας τοῦ Θεοῦ, καὶ θέλεις νὰ τὸ πληρώσω μὲ τ’ ἀποφάγια τῶν χοίρων;»
Τότε πρῶτον ἐννόησα κυρίως διατί ὁ Πασχάλης ἐν ἀρχῇ παρέβαλε τὰ ἐμπαιχθέντα αἰσθήματά του μὲ τοὺς πρὸ τῶν χοίρων μαργαρίτας. Ἀλλὰ δὲν εὗρον τί νὰ τῷ ἀποκριθῶ εὐθὺς ἀμέσως, καὶ ἐκεῖνος
ἐξηκολούθησεν ἐπὶ πρᾳοτέρου τόνου:
«Ἀπὸ τῆς στιγμῆς ἐκείνης ἤρχισα νὰ πηγαίνω σπανιώτερον εἰς τὴν οἰκίαν των, μ’ ὅλα τὰ φιλόφρονα παράπονα τῶν γονέων. Καὶ ὅταν ἐπήγαινα, ἐφρόντιζα νὰ τὴν ἀποφεύγω ἐπιμελῶς. Ἐν ὅσῳ ἔζη ἡ
μήτηρ της, τὸ πρᾶγμα δὲν ἦτο πολὺ δύσκολον. Προσκεκλημένοι ἦσαν πολλοί, καὶ καθὼς ἦσαν θαυμασταί της, προσεπάθουν παντὶ σθένει νὰ τὴν ἀπα­σχολήσουν μεταξύ των. Ἀλλ’ ὅταν ἡ κυρία Μ. ἀπέθανεν,
ἤλλαξαν αἴφνης τὰ πράγματα. Ἡ οἰκία ἐκενώθη, ἐκλείσθη. Μία πτωχὴ ἀπωτάτη τοῦ καθηγητοῦ συγγενής, ἡ μόνη ἐπιζῶσα ἔτι, προσελήφθη ὡς τροφός, ἢ μᾶλλον σύντροφος τῆς Κλάρας. Ἀλλ’ ἡ Κλάρα δὲν ἦτο
πλέον ἡ φαιδρὰ καὶ ζωηρὰ καὶ τολμηρὰ ἐκείνη κόρη, πρὸς ἐπίβλεψιν τῆς ὁποίας ἐκρίνετο ἄλλοτε ἀνεπαρκὴς ὁ ἄγρυπνος τῆς μητρὸς ὀφθαλμός. Ἡ Κλάρα ἔγινε διὰ μιᾶς σκεπτική, μελαγχολική, ἐπιφυλακτική,
ζυγίζουσα καὶ τὴν ἐλαχίστην συλλαβήν, πρὶν ἢ τὴν προφέρῃ.
»Εὐθὺς μετὰ τὸν θάνατον τῆς μητρός της ἐδοκίμασα νὰ δια­κόψω τὰς ἐπισκέψεις μου τὰς ἑσπερινάς. Ἀλλ’ ὁ γέρων κα­θηγητὴς παρεπονέθη μίαν ἡμέραν, ποὺ ἔγγισε τὰ σπλάγχνα μου. Τώρα ποὺ εἶμαι
ἔρημος κι ὠρφανεμμένος, εἶπε, δὲν ται­ριάζει νὰ μ’ ἀφήσῃς καὶ σύ, ὅστις γνωρίζεις κάλλιον παντὸς ἄλλου τί θὰ εἰπῇ μοναξία. Ἐπήγαινα λοιπὸν πρῶτα σπα­νίως, ἔπειτα συχνότερα. Ἀλλὰ πάντοτε ἀποφεύγων
πᾶσαν εὐκαιρίαν, καθ’ ἣν θὰ ἠδυνάμην νὰ εὑρεθῶ κατὰ μόνας μετὰ τῆς Κλάρας. Τὸ αὐτὸ νομίζω ἔπραττε κ’ ἐκείνη. Ἀκόμη κ’ ἐνώπιον τοῦ πατρός της δὲν μοὶ ὡμίλει ὅπως πρότερον. Ἀλλ’ ἐκάθητο κατὰ τὰς
χειμερινὰς νύκτας ἀπέναντι ἡμῶν ὥρας ὁλοκλήρους ἄφωνος, μὲ τοὺς ὀφθαλμοὺς εἰς τὸ ἀνὰ χεῖρας αὐτῆς ἐργόχειρον, ἀλλὰ τὴν ἀκοὴν ἐντεταμένην καὶ μετ’ ἐνδια­φέροντος παρακολουθοῦσαν τὰ ξηρὰ καὶ
ψυχρὰ τῶν συνο­μιλιῶν μας θέματα, πρᾶγμα τὸ ὁποῖον ποτὲ δὲ θὰ ἔκαμνεν ἄλλοτε.
»Ἀπὸ τοῦ πρώτου ἐκείνου φανεροῦ ὑπαινιγμοῦ περὶ τοῦ Πετῶντος Ὁλλανδοῦ, οὔτε λέξιν ἀντηλλάξαμεν νο­μίζω ἰδιαιτέρως. Καὶ ἦτο καιρός, καθ’ ὃν ἐπίστευσα τὸ πρᾶ­γμα λησμονημένον. Ἐπίστευσα ὅτι
εἶχον παρεξηγήσει τοὺς λόγους της. Ἐν τούτοις ἡ αἰφνιδία ἐκείνη μεταβολὴ εἰς τὸν βίον τῆς Κλάρας, τ’ ἀπαρηγόρητα δάκρυα ἐπὶ τῷ θανάτῳ τῆς μητρὸς αὐτῆς ἔβλαψαν σπουδαίως τὴν ὑγείαν τοῦ κορασίου.
»Ὅταν ἦλθεν ὁ καιρὸς κ’ ἐπάγωσαν τὰ νερά, καὶ ἤρχισεν ὁ κόσμος νὰ παγοδρομῇ μὲ τὰς παγολισθίδας εἰς τοὺς πόδας, τόσον ὁ ἰατρὸς ὅσον καὶ ὁ πατὴρ αὐτῆς, τῇ ἐπέβαλον τὴν παγοδρομίαν, ἄσκησιν
πολὺ ἀγαπητὴν εἰς αὐτὴν ἄλλοτε. Ἀλλὰ τὸ πένθος ἦτο πρόσφατον, ἡ ἀηδία της πρὸς τὴν παραμικρὰν διασκέδασιν μεγάλη˙ ἐπὶ πολλὰς ἑβδομάδας δὲν ἐφάνη ἐπὶ τοῦ πάγου. Ἐγὼ —ἐνθυμεῖσαι ὅτι σοὶ τὸ
ἔγραφον — εἶχον ἀρχίσει νὰ παγοδρομῶ ἀπὸ τοῦ παρελθόντος χειμῶνος. Ἡ ὑγεία μου ἀπῄτει τὴν ἐν καθαρῷ ἀέρι γύμνασιν. Τὸν δεύτερον ἐκεῖ­νον χειμῶνα ἤμην ἀκόμη πρωτόπειρος˙ ἐγυμναζόμην εἰς μίαν
ἀπόκεντρον γωνίαν. Ἡ ἔκτασις τοῦ πάγου ἦτο μεγίστη, ἤλ­πιζα νὰ μείνω ἀπαρατήρητος. Ἀλλὰ τὴν πρώτην φοράν ποὺ κατεπείσθη ἡ Κλάρα νὰ ἔλθῃ εἰς τὸν πάγον, τὴν πρώτην στιγμὴν μὲ ἀνεκάλυψε. Καὶ ὅταν
μὲ ἀνεκάλυψε, δὲν ἔλειψε πλέον ἀπὸ τὴν γωνίαν ἐκείνην. Ὄχι τάχα πὼς ἔμεινεν ἐκεῖ εὐθὺς ἀμέσως μαζί μου. Ἀλλὰ μόλις ἔκαμνεν ἕνα γύρον ἐπὶ τοῦ πάγου, κ’ ἐπέστρεφε πάλιν εἰς τὴν γωνίαν μου. Οἱ
γνώριμοί της ἔσπευσαν ἐννοεῖται πάλιν νὰ τῆς ὑποδέσουν τὰς παγολισθίδας, νὰ τῆς γενοῦν καβαλιέροι, νὰ συμπαγοδρομήσουν, ἀλλὰ δὲν ἐδέχθη τίποτε. Ἐγὼ ἐπαιδευόμην νὰ μάθω τὰ μεγάλα τοξοειδῆ
βήματα. Ξεύρεις πόσον δύσκολα εἶναι, πόσον ἐπικίνδυνα. Ἔπεφτα λοιπὸν πολὺ συχνὰ ἐπὶ τοῦ πά­γου εἰς τὴν μακρινὴν ἐκείνην γωνίαν. Ἀλλὰ μόλις ἔπεφτα, καὶ ἡ Κλάρα — θαρρεῖς ἐπαραμόνευεν ἀόρατος ἐκεῖ
πλησίον — ἤρχετο νὰ μὲ ἰδῇ μὴν ἐκτύπησα, νὰ μὲ βοηθήσῃ νὰ ξαναρχίσω. Ἐπὶ τέλους, ‘‘Μὴν εἶσαι τόσον ἀκατάδεκτος’’ μὲ εἶπεν, ‘‘δὲν θὰ τὰ μάθῃς ποτὲ μοναχός σου. Ἔλα νὰ τὰ δοκιμάσωμεν μαζί’’.
Τοιουτοτρόπως ἠρχίσαμεν νὰ παγοδρομῶμεν χέρι χέρι».
«Φαντάζομαι τοὺς ἄλλους φοιτητάς», εἶπον ἐγώ.
«Οἱ ἄλλοι φοιτηταί, καταλαμβάνεις!» εἶπεν ἐκεῖνος μετά τινος περιφιλαυτίας. «Ὅταν εἶδον τὴν ἀπροκάλυπτον ταύτην προτίμησιν, ἐδάγκασαν τὰ χείλη των καὶ ἀπεσύρθησαν ὡς εἰκός, ὁ ἕνας κατόπιν
τοῦ ἄλλου. Ὑπῆρξε Κυριακή, καθ’ ἣν ἐμείναμεν τρεῖς ὥρας ἐπὶ τοῦ πάγου. Τὰ ἄλλα κοράσια εἶχον κάθε στιγμὴν καὶ νέον καβαλιέρον. Ἀλλὰ κανεὶς δὲν προσεφέρετο πλέον νὰ τρέξῃ μὲ τὴν Κλάραν. Τὸ
πρᾶγμα ἦτο φανερόν. Τὸ ἔκαμναν ἐξ αἰτίας μου. Διὰ νὰ τὴν προσβάλλουν. Καὶ ἐκείνης μὲν δὲν τῆς ἔμελλε δι’ ὅλου. Ἀλλ’ ἐγὼ τόσῳ περισσότερον ἤμην τώρα ὑποχρεωμένος νὰ μὴ τὴν ἀφήσω χωρὶς
καβαλιέρον. Ἔπειτα, μὲ ὅλην τὴν ἀπώλειαν τῶν χρωμάτων καὶ τῆς ζωηρότητός της, ἡ Κλάρα ἦτον ἡ ὡραιότερα, ἡ χαριεστέρα παγοδρόμος. Ἐκεῖνο δὲν ἦτο πλέον παγοδρομία ποὺ ἐκάμναμεν ἡμεῖς. Ἦτο ἡ
πτῆσις διὰ τοῦ ἀέρος, διὰ τοῦ κενοῦ. Τόσον ἐλαφρά! Τόσον ταχεῖα!...»
Καὶ διακοπεὶς ἐπὶ μικρὸν ὁ Πασχάλης, καὶ τρίψας διὰ τῆς ὠχρᾶς αὐτοῦ χειρὸς τὸ προεξέχον μέτωπόν του, ὡς ἐὰν προσεπάθει νὰ ἀναθερμάνῃ τὸ περιεχόμενον αὐτοῦ, «Ὅταν ὁ πάγος ἦτο νέος καὶ
διαυγὴς ὡς κάτοπτρον», εἶπε, «καὶ ἀντηνακλῶντο ἐν αὐτῷ, τόσον πλησίον ἀλλήλων, πετῶσαι αἱ μορφαί μας, κ’ ἐφαίνετο εἰς τὸ βάθος αὐτοῦ τὸ γλαυκὸν τοῦ οὐρανοῦ χρῶμα, καὶ ἔβλεπον τὰ λευκά του νέφη
ὀπισθοχωροῦντα ὑπὸ τοὺς πόδας μου, μετὰ τῆς ταχύτητος τῆς πτήσεως ἡμῶν, δὲν ἠξεύρω πῶς ἐφούσκωνε πάλιν τὸ στῆθός μου κ’ ἐθερμαίνετο καὶ ἀνεπτεροῦτο ἡ φαντασία μου! Ἐνόμιζον ὅτι ἐφερόμην
μετέωρος, ὕπερθεν τῶν νεφῶν, ὕπερθεν τοῦ στερεώματος, ἐφερόμην ὑπὸ τὰς πτέρυγας οὐρανίου Χε­ρουβείμ, μὲ πτῆσιν τόσον ταχεῖαν, τόσον ἡδονικήν, ὥστε αἱ αἰσθήσεις μου συνήθως ἐμέθυον ἐκ τῆς
ἡδονῆς, ἰλιγγίων ἐκ τοῦ τάχους, ἐσκοτίζοντο, ἐλιποθύμουν, μ’ ἐγκατέλειπον! Καὶ μόνον ἡ ψυχή μου ἐξηκολούθει τότε νὰ πετᾷ, ὡς ἐν ὀνείρῳ, νὰ πετᾷ μετὰ τοῦ ἀγγέλου, ἐπάνω, ἐπάνω, ἐπάνω, μέχρι τοῦ
θρόνου τοῦ Ὑψίστου! Ἐκεῖ ἐν τῷ μέσῳ τοῦ ἀπλέτου φωτός, ἐκεῖ ἐν τῷ μέσῳ τῶν θυμιώντων καὶ ψαλλόντων ἀγγέλων, ἐκεῖ μοὶ ἐφαίνετο, ὅτι ἔπιπτον γονυκλινὴς πρὸ τῶν βαθμίδων τοῦ θρόνου του, καὶ
παρεκάλουν μετὰ δακρύων τὸν Θεὸν νὰ μὲ παιδεύσῃ ὅσον σκληρότερον ἀξίζω, ἀλλὰ νὰ μὲ δώσῃ μίαν καρδίαν, μίαν νέαν καρδίαν, μὲ τὰ ἀμεταχείριστα αἰσθήματά της, μίαν καρδίαν καθαρὰν καὶ ἀμόλυντον,
ἀξίαν τῆς Κλάρας, ἀξίαν τῆς καλλονῆς καὶ τῶν ἀρετῶν τῆς Κλάρας! Ἀλλ’ ἐκεῖ, ἐφθάνομεν αἴφνης εἰς τὸ ἄκρον τοῦ πάγου, εἰς τὴν ἀπόκεντρον γωνίαν, κ’ ἐσταματῶμεν ν’ ἀναπνεύσωμεν. Καὶ πάντοτε, πάν­τοτε
πρὶν εἰσακουσθῇ ἡ δέησίς μου, διεκόπτετο τὸ ὄνειρον, ἔληγεν ἡ πτῆσις».
Καὶ τὰς τελευταίας ταύτας λέξεις ἐτόνισεν ὁ Πασχάλης μετὰ τοιαύτης ψυχικῆς ἀγανακτήσεως, ὡς ἐὰν ἦτο βέβαιος ὅτι ἡ πραγματοποίησις τῶν δεήσεών του ἀπετύγχανεν ἑκάστοτε μόνον καὶ μόνον διότι
ἐτελείωνεν ἡ ἔκτασις τοῦ πάγου, πρὶν φθάσωσιν εἰς τὰ ὦτα τοῦ Θεοῦ οἱ πόθοι τῆς ψυχῆς του.
«Ὁσάκις ἐσταματῶμεν», ἐξηκολούθησε μεθ’ ἱκανὴν ὥραν, «ἡ Κλάρα μὲ ἠρώτα περὶ τῆς νήσου μας. Ἐπεθύμει νὰ τῇ περι­γράφω τὰς σκηνὰς τοῦ ἐθνικοῦ ἡμῶν βίου. Πρὸ πάντων ὅμως τῇ ἤρεσε νὰ
ἀκούῃ παρ’ ἐμοῦ τὰς περιπετείας τῆς ζωῆς μου. Νὰ τῇ διηγῶμαι τὰς στερήσεις, τὰς κακοπαθείας, τὰς δυσκο­λίας καὶ τὰ προσκόμματα, καθ’ ὧν εἶχον νὰ παλαίσω, μέχρις ὅτου κατορθώσω νὰ ἐξασφαλίσω τὴν
ἐκπαιδευσίν μου. Αὐτὰ τὰ ἤθελε μὲ ὅλας τὰς λεπτομερείας˙ τὰ ἤκουε μὲ μεγίστην προσοχήν, κ’ ἐστέναζε διὰ τὰς ταλαιπωρίας μου, καὶ τῆς ἤρχοντο συνεχῶς τὰ δάκρυα... Ἔπειτα τὰ σχέδια καὶ τὰς ἐλπίδας μου
διὰ τὸ μέλλον: τί θὰ γίνω˙ ποῦ θ’ ἀποκατασταθῶ καὶ πότε˙ κ’ εὐτυχεῖς, εὐτυχεῖς, ὅσοι μὲ περιμένουν, ὅσοι θὰ μ’ ἐπανίδουν μὲ τὴν βεβαιότητα ὅτι ποτέ, ποτὲ πλέον δὲν θὰ μ’ ἀπο­χωρισθοῦν... Καί… Τί θέλεις
νὰ σοῦ λέγω λεπτομερείας σπαρασσούσας τὴν καρδίαν μου!
»Ἀπὸ τῆς πρώτης ἐκείνης ὁμολογίας περὶ τοῦ Πετῶντος Ὁλλανδοῦ, εἶναι ἀληθές, ποτὲ δὲν μοὶ εἶπε τίποτε τόσον φανερά. Καὶ τὸ πρῶτον ἐκεῖνο ἦτο κυρίως ἀποτέλεσμα τῆς παιδικῆς αὐτῆς ἀφελείας, τῆς
εὐθύτητος καὶ ἀνυποκρισίας της, διὰ τὸ ὁποῖον τώρα ἐσωτερικῶς ἐντρέπετο καὶ μετενόει. Ἀλλά τί τὰ θέλεις. Αἱ συνεχεῖς αὐτῆς μεταπτώσεις ἀπὸ ζωηρότητος εἰς ῥεμβασμούς, ἀπὸ χαρᾶς εἰς θλῖψιν, ἀπὸ γέλωτος εἰς
δάκρυα, χωρὶς ἀφορμήν, χωρὶς αἰτίαν, ἔπειτα ἡ ἀλλαγὴ τῶν χρωμάτων, ἡ ἔκφρασις τῶν ὀφθαλμῶν, αἱ συγκεκομμέναι φράσεις, οἱ ἡμιπνιγμένοι στεναγμοί... Τὸ πρᾶγμα ἦτο φανερόν. Ἡ κόρη μὲ ἠγάπα... Τὸ ἤξευρα˙
ἀπὸ τὸν ἑαυτόν μου...»
«Λοιπὸν καὶ σύ...;» ἠρώτησα φειστικῶς, ὅταν ὁ Πασχάλης συνῆλθεν ἐκ τῆς συγκινήσεως, ἣν ἡ ἐξομολόγησις αὕτη τῷ ἐπροξένει.
Ἐπὶ πολλὴν ὥραν δὲν ἀπήντησεν. Ἔπειτα ὑψώσας τοὺς δακρυβρέκτους ὀφθαλμοὺς πρὸς τὸν οὐρανόν, «Ὤ!» εἶπε μετ’ ἀπεριγράπτου πόνου. «Ἐρωτᾷ ἐάν!... Ἐάν ποτε Χριστιανὸς ἠγάπησε τὴν ψυχικὴν
αὐτοῦ σωτηρίαν, ἠγάπησα ἐγὼ τὴν Κλάραν!...»
«Ὅσῳ μᾶλλον τὴν ἐγνώριζον», ἐξηκολούθησεν εἶτα, χαμηλώσας τό τε βλέμμα καὶ τὴν φωνήν, «τόσῳ πλείονα προτερήματα ἀνεκάλυπτον ἐν αὐτῇ, τόσῳ βαθυτέραν ἀγάπην ἐν ἐμοί! Ἀλλ’ ὅσῳ μᾶλλον
ὑψοῦτο κ’ ἐμεγαλύνετο ἐκείνη εἰς τὴν ὑπόληψίν μου, τόσῳ μεγαλυτέρα ἦτο ἡ διαφορὰ μεταξὺ αὐτῆς καὶ τοῦ περιτρίμματος ἐκείνου μέχρι τοῦ ὁποίου ἐταπείνωσα τὸν ἔρωτά μου, τόσῳ μᾶλλον εὐτελὴς καὶ
ἀνάξιος ἐφαινόμην ἐγὼ ἐνώπιον τῆς Κλάρας τώρα. Φοβοῦμαι ὅτι δὲν εἰμπορεῖς νὰ ἐννοήσῃς τὴν θέσιν μου ἐκείνην, ὅπως καὶ ἂν σοῦ τὴν περιγράψω. Φαντάσου ἕνα ἔρωτα θερμὸν ὡσὰν τὸν ἥλιον, φωτεινὸν
ὡσὰν τὸν ἥλιον, ἄσπιλον ὡσὰν τὸν ἥλιον, τὸν ἥλιον τῆς πρώτης, τῆς παρθένου Δη­μιουργίας. Ἔ, ὁ ἥλιος αὐτὸς δὲν ἀνέτελλεν ἐπὶ παρθένου γῆς, ἀνυπομόνου καὶ σφριγώσης, ὅπως ἀναδώσῃ τὸν πρῶτον
πλοῦτον τῆς βλαστήσεως αὐτῆς ἀνάλογον καὶ ἰσοδύναμον πρὸς τὴν εὐεργετικὴν ἐπιρροὴν τοῦ φωτὸς καὶ τῆς θερμότητος ἣν ἐδέχετο. Ἡ καρδία, ἐφ’ ἧς ὁ ἔρως τῆς Κλάρας ἠκτινοβόλει, ἦτο χώρα λεηλατημένη,
διηρπασμένη, ἐρημωμένη διὰ παντός! Ἐθερμαίνετο, ναί. Ἀλλὰ οὕτως, ὥστε νὰ αἰσθάνεται μετὰ βαθείας καυστηρᾶς θλίψεως, ὅτι ἐὰν δὲν εἶχε δενδροτομηθῇ, δὲν εἶχεν ἀποξηρανθῇ, θὰ ἤκμαζε τώρα ὡς ὁ
μᾶλλον εὐώδης, ὁ μᾶλλον ἀνθηρὸς παράδεισος αἰσθημάτων. Ἐφωτίζετο, ναί. Ἀλλὰ —καὶ τοῦτο ἦτο τὸ χειρότερον — μόνον καὶ μόνον ὅπως βλέπῃ καὶ παραβάλλῃ τὴν γυμνότητα, τὴν ἀσχημίαν καὶ τὸν
ἐξευτελισμόν της, πρὸς τὸν πλοῦτον καὶ τὸ κάλλος, καὶ τὸ μεγαλεῖον τῆς καρδίας τῆς Κλάρας! Ὤ, διατί ἐστάθην τόσον τρελλός, τόσον ἀνόητος! Διατί ν’ ἀσωτεύσω καὶ ἐξευτελίσω τοὺς θησαυροὺς τῆς νεαρᾶς
καρ­δίας μου; Τί καρδία! Τόσον εὐαίσθητος! Τόσον πλουσία! Ἀλλὰ καὶ τόσον ἄπειρος, τόσον ἀπρονόητος! Δὲν διεχειρίσθη περιεσκεμμένως τὴν δαψίλειαν τῶν αἰσθημάτων, δι’ ὧν ὁ Θεὸς τὴν ἐπροίκισεν! Ἡ
ὑπερβολὴ τῆς ἐν αὐτῇ ἀγάπης τὴν ἐπίεζεν, ἡ πλημμύρα τὴν ἐστενοχώρει! Εἶχεν ἀνάγκην νὰ ἐκχειλίσῃ, νὰ ἐλαφρυνθῇ. Καὶ ὅταν προῆλθεν ἐνώπιον τῆς ἡ πρόστυχος ἐκείνη κόρη, δὲν ἠρώτησε, δὲν ἐσκέφθη νὰ
κάμῃ οἰκονομίαν. Οἰκονομίαν! Καὶ ἦτο δυνατόν; Ἐπίστευεν ὅτι ἠγαπᾶτο. Ὅσῳ περισσότερα ἔδιδε, τόσα περισσότερα θὰ ἐλάμβανεν. Καὶ μετήγγισα λοιπὸν ὅλους τοὺς θησαυροὺς τῶν αἰσθημάτων εἰς τὴν
εὐτελῆ της καρδίαν, εἰς τὸ ἀνάξιον, τὸ ῥυπαρὸν ἐκεῖνο σκεῦος, διὰ νὰ λάβω... ἀτιμίαν, ἐξουθένωσιν. Ἐθεοποίησα τὴν ταπείνωσιν, ἐλάτρευσα τὴν ἀσχημίαν! Τώρα τί ὑψηλὸν νὰ σκεφθῶ πλέον διὰ τὴν Κλάραν,
τὸ ὁποῖον νὰ μὴ ἐξηυτέλισα προσκεφθεὶς δι’ ἐκείνην; Τί ὡραῖον, τὸ ὁποῖον νὰ μὴ προησχημίσθη συγχρωτισθὲν μετ’ ἐκείνης; Οὐδέν, οὐδὲν μοὶ ὑπελείφθη πλέον ἢ ἱερόν, ἢ ὅσιον, τὸ ὁποῖον νὰ μὴ ἐβεβηλώθη